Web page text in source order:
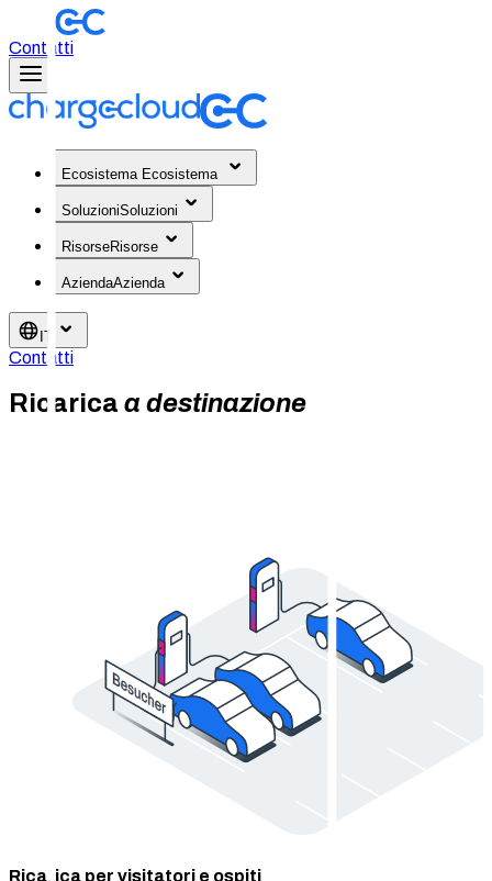
Contatti
Ecosistema Ecosistema
SoluzioniSoluzioni
RisorseRisorse
AziendaAzienda
IT
Contatti
Ricarica a destinazione
Ricarica per visitatori e ospiti